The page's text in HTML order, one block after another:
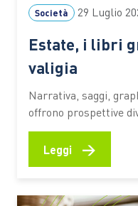
Società 29 Luglio
Estate, i libri
valigia
Narrativa, saggi,
offrono prospettive
sul rapporto tra
premiati dal Premio
chi mette in valigia
Leggi →